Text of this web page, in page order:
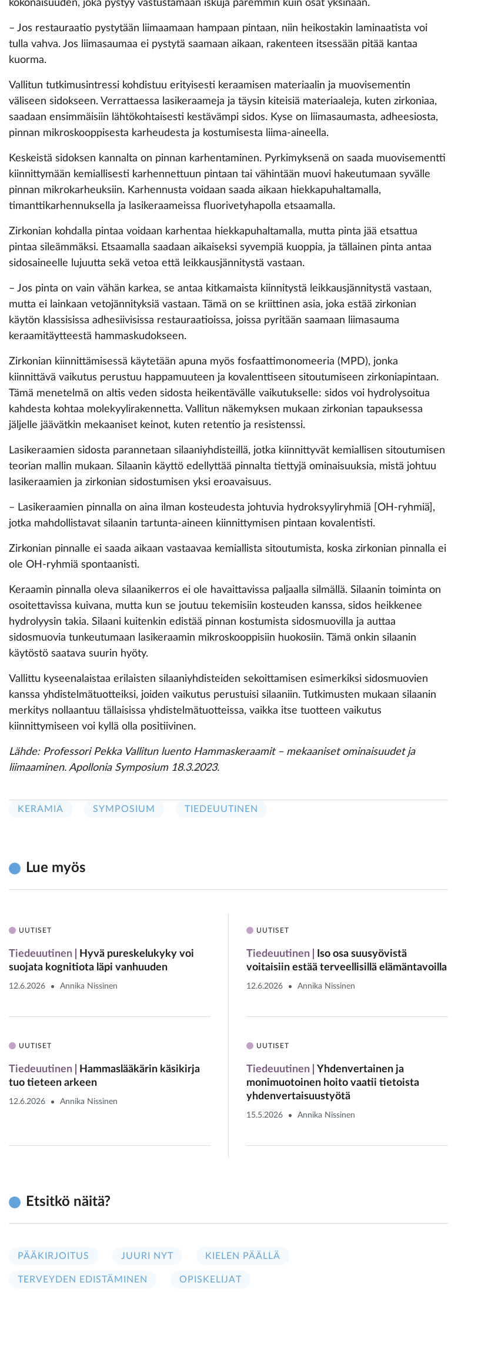
kokonaisuuden, joka pystyy vastustamaan iskuja paremmin kuin osat yksinään.
– Jos restauraatio pystytään liimaamaan hampaan pintaan, niin heikostakin laminaatista voi
tulla vahva. Jos liimasaumaa ei pystytä saamaan aikaan, rakenteen itsessään pitää kantaa
kuorma.
Vallitun tutkimusintressi kohdistuu erityisesti keraamisen materiaalin ja muovisementin
väliseen sidokseen. Verrattaessa lasikeraameja ja täysin kiteisiä materiaaleja, kuten zirkoniaa,
saadaan ensimmäisiin lähtökohtaisesti kestävämpi sidos. Kyse on liimasaumasta, adheesiosta,
pinnan mikroskooppisesta karheudesta ja kostumisesta liima-aineella.
Keskeistä sidoksen kannalta on pinnan karhentaminen. Pyrkimyksenä on saada muovisementti
kiinnittymään kemiallisesti karhennettuun pintaan tai vähintään muovi hakeutumaan syvälle
pinnan mikrokarheuksiin. Karhennusta voidaan saada aikaan hiekkapuhaltamalla,
timanttikarhennuksella ja lasikeraameissa fluorivetyhapolla etsaamalla.
Zirkonian kohdalla pintaa voidaan karhentaa hiekkapuhaltamalla, mutta pinta jää etsattua
pintaa sileämmäksi. Etsaamalla saadaan aikaiseksi syvempiä kuoppia, ja tällainen pinta antaa
sidosaineelle lujuutta sekä vetoa että leikkausjännitystä vastaan.
– Jos pinta on vain vähän karkea, se antaa kitkamaista kiinnitystä leikkausjännitystä vastaan,
mutta ei lainkaan vetojännityksiä vastaan. Tämä on se kriittinen asia, joka estää zirkonian
käytön klassisissa adhesiivisissa restauraatioissa, joissa pyritään saamaan liimasauma
keraamitäytteestä hammaskudokseen.
Zirkonian kiinnittämisessä käytetään apuna myös fosfaattimonomeeria (MPD), jonka
kiinnittävä vaikutus perustuu happamuuteen ja kovalenttiseen sitoutumiseen zirkoniapintaan.
Tämä menetelmä on altis veden sidosta heikentävälle vaikutukselle: sidos voi hydrolysoitua
kahdesta kohtaa molekyylirakennetta. Vallitun näkemyksen mukaan zirkonian tapauksessa
jäljelle jäävätkin mekaaniset keinot, kuten retentio ja resistenssi.
Lasikeraamien sidosta parannetaan silaaniyhdisteillä, jotka kiinnittyvät kemiallisen sitoutumisen
teorian mallin mukaan. Silaanin käyttö edellyttää pinnalta tiettyjä ominaisuuksia, mistä johtuu
lasikeraamien ja zirkonian sidostumisen yksi eroavaisuus.
– Lasikeraamien pinnalla on aina ilman kosteudesta johtuvia hydroksyyliryhmiä [OH-ryhmiä],
jotka mahdollistavat silaanin tartunta-aineen kiinnittymisen pintaan kovalentisti.
Zirkonian pinnalle ei saada aikaan vastaavaa kemiallista sitoutumista, koska zirkonian pinnalla ei
ole OH-ryhmiä spontaanisti.
Keraamin pinnalla oleva silaanikerros ei ole havaittavissa paljaalla silmällä. Silaanin toiminta on
osoitettavissa kuivana, mutta kun se joutuu tekemisiin kosteuden kanssa, sidos heikkenee
hydrolyysin takia. Silaani kuitenkin edistää pinnan kostumista sidosmuovilla ja auttaa
sidosmuovia tunkeutumaan lasikeraamin mikroskooppisiin huokosiin. Tämä onkin silaanin
käytöstö saatava suurin hyöty.
Vallittu kyseenalaistaa erilaisten silaaniyhdisteiden sekoittamisen esimerkiksi sidosmuovien
kanssa yhdistelmätuotteiksi, joiden vaikutus perustuisi silaaniin. Tutkimusten mukaan silaanin
merkitys nollaantuu tällaisissa yhdistelmätuotteissa, vaikka itse tuotteen vaikutus
kiinnittymiseen voi kyllä olla positiivinen.
Lähde: Professori Pekka Vallitun luento Hammaskeraamit – mekaaniset ominaisuudet ja
liimaaminen. Apollonia Symposium 18.3.2023.
KERAMIA SYMPOSIUM TIEDEUUTINEN
Lue myös
UUTISET
Tiedeuutinen
Hyvä pureskelukyky voi
suojata kognitiota läpi vanhuuden
12.6.2026 Annika Nissinen
UUTISET
Tiedeuutinen
Iso osa suusyövistä
voitaisiin estää terveellisillä elämäntavoilla
12.6.2026 Annika Nissinen
UUTISET
Tiedeuutinen
Hammaslääkärin käsikirja
tuo tieteen arkeen
12.6.2026 Annika Nissinen
UUTISET
Tiedeuutinen
Yhdenvertainen ja
monimuotoinen hoito vaatii tietoista
yhdenvertaisuustyötä
15.5.2026 Annika Nissinen
Etsitkö näitä?
PÄÄKIRJOITUS JUURI NYT KIELEN PÄÄLLÄ
TERVEYDEN EDISTÄMINEN OPISKELIJAT